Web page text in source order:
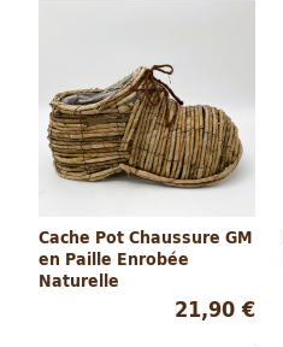
Cache Pot Chaussure GM
en Paille Enrobée
Naturelle
21,90 €